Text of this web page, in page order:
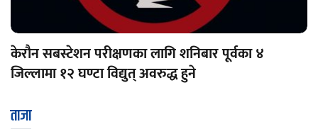
केरौन सबस्टेशन परीक्षणका लागि शनिबार पूर्वका ४
जिल्लामा १२ घण्टा विद्युत् अवरुद्ध हुने
ताजा